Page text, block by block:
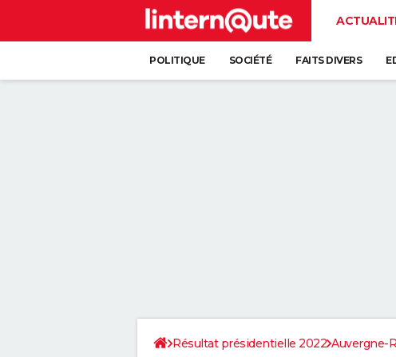
POLITIQUE SOCIÉTÉ FAITS DIVERS
Résultat présidentielle 2022 Auvergne-